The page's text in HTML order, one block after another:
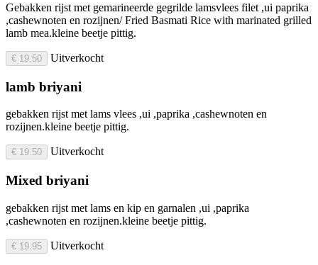
Gebakken rijst met gemarineerde gegrilde lamsvlees filet ,ui paprika
,cashewnoten en rozijnen/ Fried Basmati Rice with marinated grilled
lamb mea.kleine beetje pittig.
€ 19.50 Uitverkocht
lamb briyani
gebakken rijst met lams vlees ,ui ,paprika ,cashewnoten en
rozijnen.kleine beetje pittig.
€ 19.50 Uitverkocht
Mixed briyani
gebakken rijst met lams en kip en garnalen ,ui ,paprika
,cashewnoten en rozijnen.kleine beetje pittig.
€ 19.95 Uitverkocht